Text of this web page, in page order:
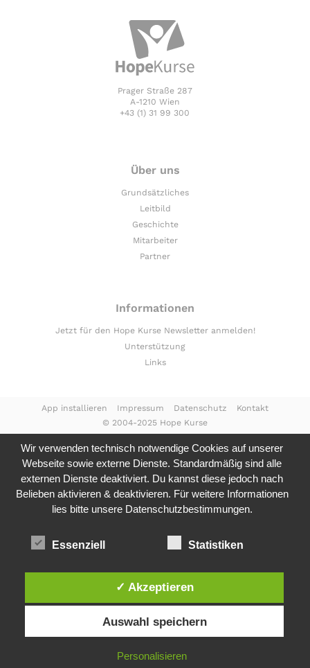
Prager Straße 287
A-1210 Wien
+43 (1) 31 99 300
Über uns
Grundsätzliches
Leitbild
Geschichte
Mitarbeiter
Partner
Informationen
Jetzt für den Hope Kurse Newsletter anmelden!
Unterstützung
Links
© 2004-2025 Hope Kurse
App installieren Impressum Datenschutz Kontakt
Wir verwenden technisch notwendige Cookies auf unserer
Webseite sowie externe Dienste. Standardmäßig sind alle
externen Dienste deaktiviert. Du kannst diese jedoch nach
Belieben aktivieren & deaktivieren. Für weitere Informationen
lies bitte unsere Datenschutzbestimmungen.
Essenziell Statistiken
✓ Akzeptieren
Auswahl speichern
Personalisieren